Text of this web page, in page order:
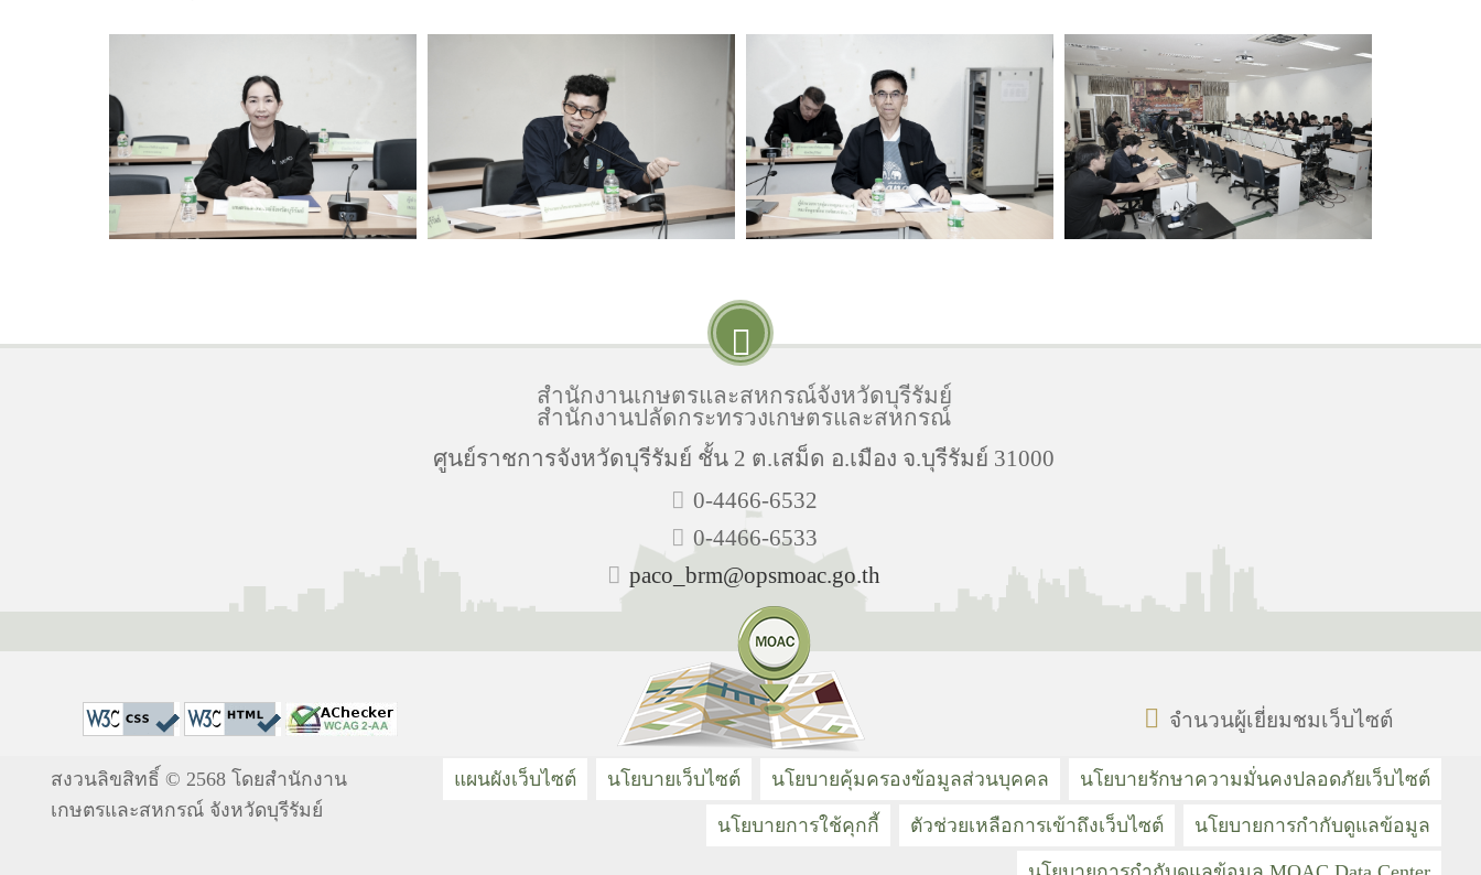
สำนักงานเกษตรและสหกรณ์จังหวัดบุรีรัมย์
สำนักงานปลัดกระทรวงเกษตรและสหกรณ์
ศูนย์ราชการจังหวัดบุรีรัมย์ ชั้น 2 ต.เสม็ด อ.เมือง จ.บุรีรัมย์ 31000
0-4466-6532
0-4466-6533
paco_brm@opsmoac.go.th
จำนวนผู้เยี่ยมชมเว็บไซต์
สงวนลิขสิทธิ์ © 2568 โดยสำนักงาน
เกษตรและสหกรณ์ จังหวัดบุรีรัมย์
แผนผังเว็บไซต์ นโยบายเว็บไซต์ นโยบายคุ้มครองข้อมูลส่วนบุคคล นโยบายรักษาความมั่นคงปลอดภัยเว็บไซต์
นโยบายการใช้คุกกี้ ตัวช่วยเหลือการเข้าถึงเว็บไซต์ นโยบายการกำกับดูแลข้อมูล